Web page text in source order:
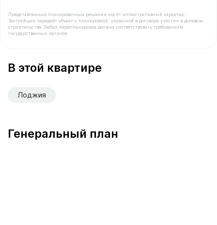
Представленные планировочные решения носят иллюстративный характер.
Застройщик передаёт объект с планировкой, указанной в договоре участия в долевом
строительстве. Любая перепланировка должна соответствовать требованиям
государственных органов.
В этой квартире
Лоджия
Генеральный план